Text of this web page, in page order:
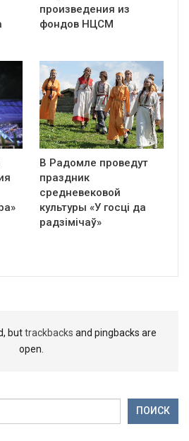
произведения из
фондов НЦСМ
В Радомле проведут
праздник
средневековой
культуры «У госці да
радзімічаў»
buttrackbacks and pingbacks are
open.
ПОИСК